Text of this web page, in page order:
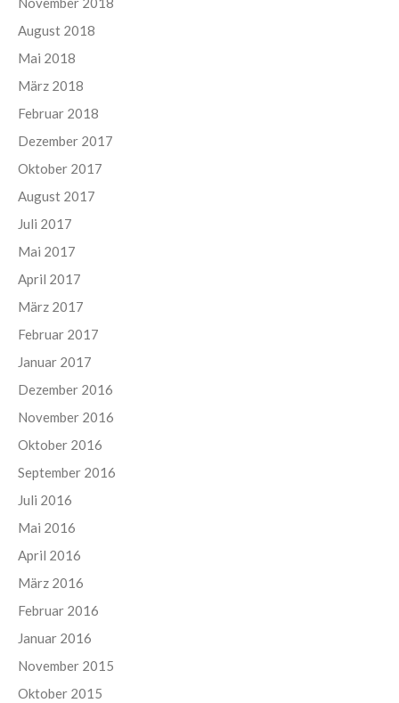
August 2018
Mai 2018
März 2018
Februar 2018
Dezember 2017
Oktober 2017
August 2017
Juli 2017
Mai 2017
April 2017
März 2017
Februar 2017
Januar 2017
Dezember 2016
November 2016
Oktober 2016
September 2016
Juli 2016
Mai 2016
April 2016
März 2016
Februar 2016
Januar 2016
November 2015
Oktober 2015